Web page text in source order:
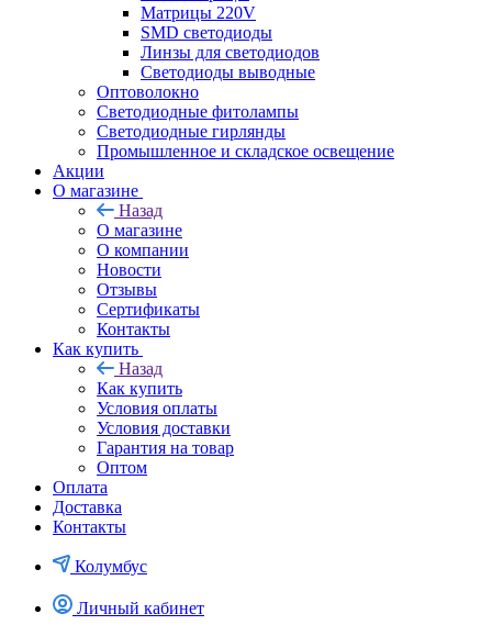
Матрицы 220V
SMD светодиоды
Линзы для светодиодов
Светодиоды выводные
Оптоволокно
Светодиодные фитолампы
Светодиодные гирлянды
Промышленное и складское освещение
Акции
О магазине
Назад
О магазине
О компании
Новости
Отзывы
Сертификаты
Контакты
Как купить
Назад
Как купить
Условия оплаты
Условия доставки
Гарантия на товар
Оптом
Оплата
Доставка
Контакты
Колумбус
Личный кабинет